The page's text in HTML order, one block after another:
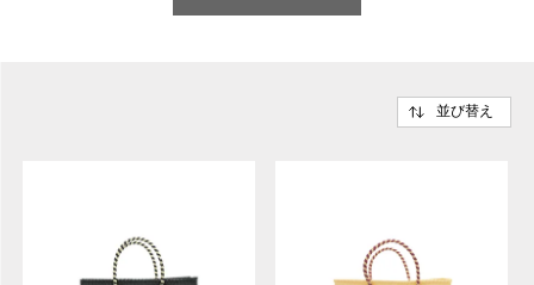
並び替え